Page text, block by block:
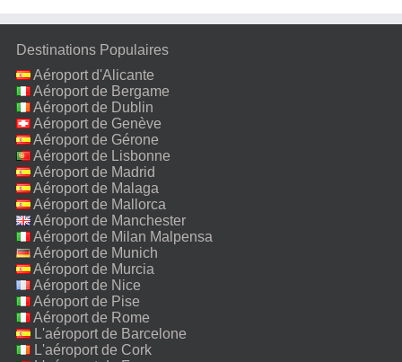
Destinations Populaires
Aéroport d'Alicante
Aéroport de Bergame
Aéroport de Dublin
Aéroport de Genève
Aéroport de Gérone
Aéroport de Lisbonne
Aéroport de Madrid
Aéroport de Malaga
Aéroport de Mallorca
Aéroport de Manchester
Aéroport de Milan Malpensa
Aéroport de Munich
Aéroport de Murcia
Aéroport de Nice
Aéroport de Pise
Aéroport de Rome
Fiumicino
L'aéroport de Barcelone
L'aéroport de Cork